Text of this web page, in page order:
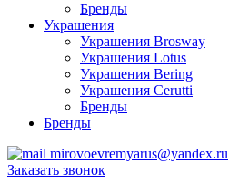
Бренды
Украшения
Украшения Brosway
Украшения Lotus
Украшения Bering
Украшения Cerutti
Бренды
Бренды
mirovoevremyarus@yandex.ru
Заказать звонок